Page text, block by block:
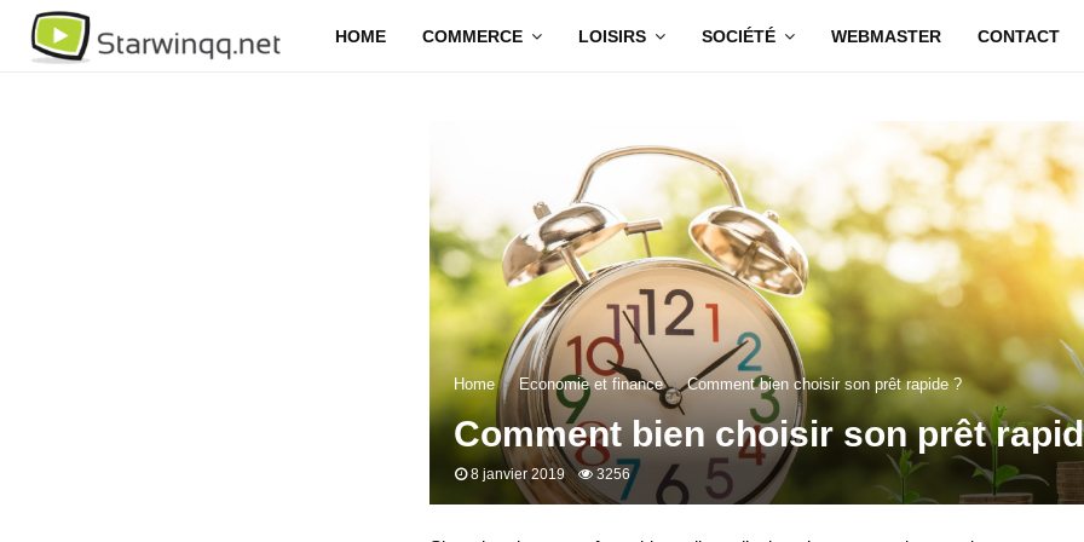
HOME COMMERCE LOISIRS SOCIÉTÉ WEBMASTER CONTACT
Home Economie et finance Comment bien choisir son prêt rapide ?
Comment bien choisir son prêt
8 janvier 2019 3256